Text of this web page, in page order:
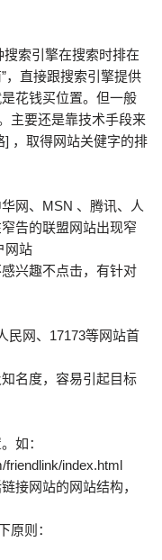
索引擎在搜索时排在
，直接跟搜索引擎提供
花钱买位置。但一般
主要还是靠技术手段来
，取得网站关健字的排
网、MSN 、腾讯、人
告的联盟网站出现窄
网站
兴趣不点击，有针对
民网、17173等网站首
名度，容易引起目标
如：
friendlink/index.html
接网站的网站结构，
原则：